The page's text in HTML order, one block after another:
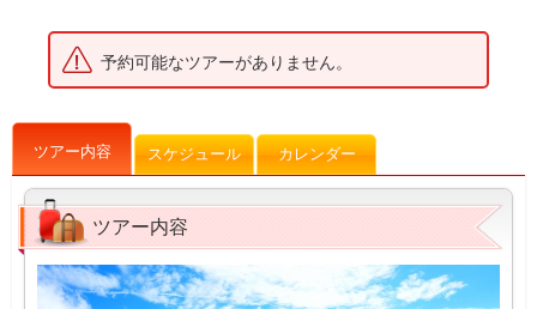
予約可能なツアーがありません。
ツアー内容 スケジュール カレンダー
ツアー内容